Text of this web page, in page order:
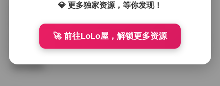
在当今数字时代，艺术写真已经成为记录美、展现美的
重要方式。今天为大家带来的是一套精心策划的国模艺
术写真合集，包含326套不同风格的高质量作品，总容量
高达1490GB，为摄影爱好者和艺术欣赏者提供了丰富的
视觉盛宴。
💎 更多独家资源，等你发现！
🚀 前往LoLo屋，解锁更多资源